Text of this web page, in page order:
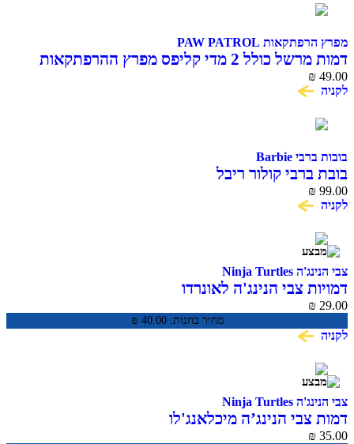
מפרץ הרפתקאות PAW PATROL
דמות מרשל כולל 2 מדי קליפס מפרץ ההרפתקאות
Action Pack Marshall
₪ 49.00
לקניה
בובות ברבי Barbie
בובת ברבי קולור ריבל
₪ 99.00
לקניה
צבי הנינג'ה Ninja Turtles
דמויות צבי הנינג'ה לאונרדו
מחיר בחנות: ₪ 40.00
₪ 29.00
לקניה
צבי הנינג'ה Ninja Turtles
דמות צבי הנינג’ה מיכלאנג'לו
₪ 35.00